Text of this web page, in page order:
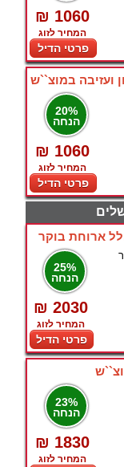
₪ 1060
המחיר לזוג
פרטי הדיל
20%
הנחה
₪ 1060
המחיר לזוג
פרטי הדיל
25%
הנחה
₪ 2030
המחיר לזוג
פרטי הדיל
23%
הנחה
₪ 1830
המחיר לזוג